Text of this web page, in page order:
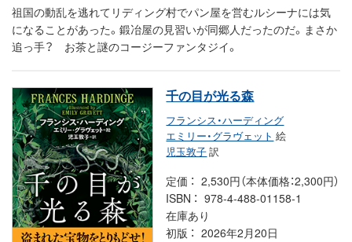
祖国の動乱を逃れてリディング村でパン屋を営むルシーナには気
になることがあった。鍛冶屋の見習いが同郷人だったのだ。まさか
追っ手？ お茶と謎のコージーファンタジイ。
千の目が光る森
フランシス・ハーディング
エミリー・グラヴェット 絵
児玉敦子訳
定価
2,530円（本体価格：2,300円）
ISBN
978-4-488-01158-1
在庫あり
初版
2026年2月20日